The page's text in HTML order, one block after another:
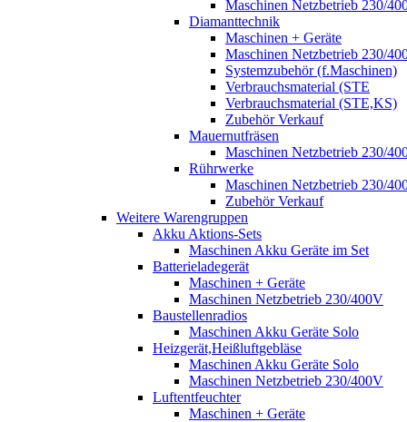
Maschinen Netzbetrieb 230/
Diamanttechnik
Maschinen + Geräte
Maschinen Netzbetrieb 230/
Systemzubehör (f.Maschinen)
Verbrauchsmaterial (STE
Verbrauchsmaterial (STE,KS)
Zubehör Verkauf
Mauernutfräsen
Maschinen Netzbetrieb 230/
Rührwerke
Maschinen Netzbetrieb 230/
Zubehör Verkauf
Weitere Warengruppen
Akku Aktions-Sets
Maschinen Akku Geräte im Set
Batterieladegerät
Maschinen + Geräte
Maschinen Netzbetrieb 230/400V
Baustellenradios
Maschinen Akku Geräte Solo
Heizgerät,Heißluftgebläse
Maschinen Akku Geräte Solo
Maschinen Netzbetrieb 230/400V
Luftentfeuchter
Maschinen + Geräte